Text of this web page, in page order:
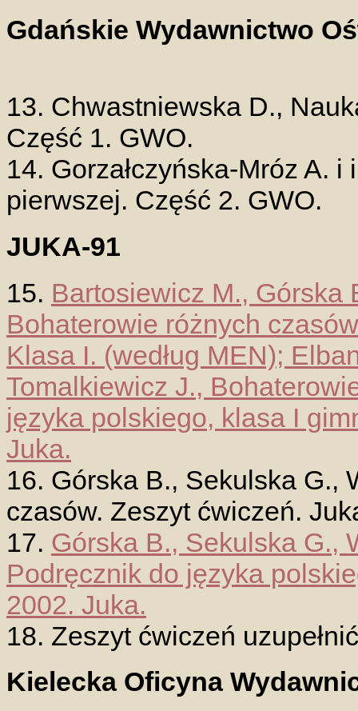
Gdańskie Wydawnictwo
13. Chwastniewska D.,
Część 1. GWO.
14. Gorzałczyńska-Mróz A.
pierwszej. Część 2. GWO.
JUKA-91
15. Bartosiewicz M., Górska
Bohaterowie różnych
Klasa I. (według MEN);
Tomalkiewicz J.,
języka polskiego, klasa I
Juka.
16. Górska B., Sekulska G.,
czasów. Zeszyt ćwiczeń.
17. Górska B., Sekulska G.,
Podręcznik do języka
2002. Juka.
18. Zeszyt ćwiczeń
Kielecka Oficyna